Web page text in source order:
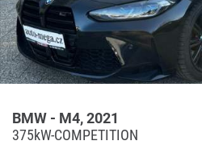
BMW - M4, 2021
375kW-COMPETITION